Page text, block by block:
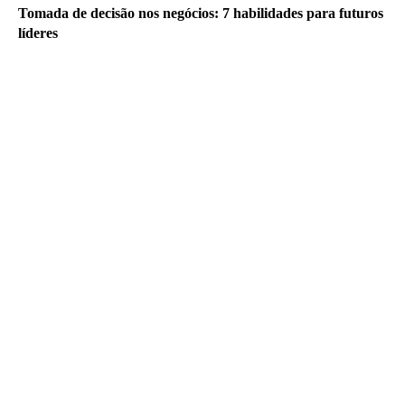
Tomada de decisão nos negócios: 7 habilidades para futuros
líderes